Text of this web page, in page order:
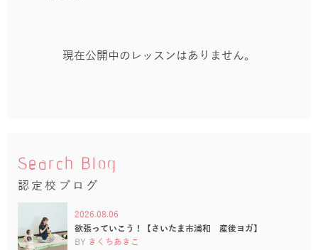
現在公開中のレッスンはありません。
Search Blog
認定校ブログ
2026.08.06
欲張っていこう！【さいたま市浦和 産後ヨガ】
BY きくちあきこ